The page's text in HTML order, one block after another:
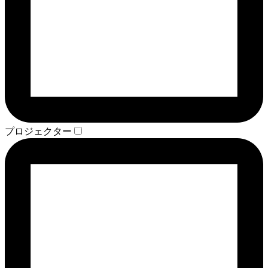
プロジェクター